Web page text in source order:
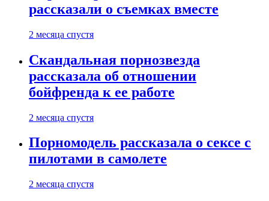
рассказали о съемках вместе
2 месяца спустя
Скандальная порнозвезда
рассказала об отношении
бойфренда к ее работе
2 месяца спустя
Порномодель рассказала о сексе с
пилотами в самолете
2 месяца спустя